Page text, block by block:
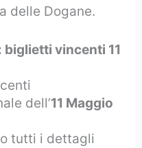
delle Dogane.
vincenti 11
dell’11 Maggio
tutti i dettagli